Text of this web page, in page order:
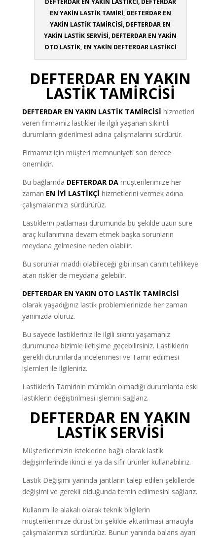
DEFTERDAR EN YAKİN LASTİKCİ, DEFTERDAR
EN YAKİN LASTİK TAMİRİ, DEFTERDAR EN
YAKİN LASTİK TAMİRCİSİ, DEFTERDAR EN
YAKİN LASTİK SERVİSİ, DEFTERDAR EN YAKİN
OTO LASTİK, EN YAKİN DEFTERDAR LASTİKCİ
DEFTERDAR EN YAKIN
LASTİK TAMİRCİSİ
DEFTERDAR EN YAKIN LASTİK TAMİRCİSİ hizmetleri
veren firmamız lastikler ile ilgili yaşanan sıkıntılı
durumların giderilmesi adına çalışmalarını sürdürür.
Firmamız için müşteri memnuniyeti son derece
önemlidir.
Bu bağlamda DEFTERDAR DAmüşterilerimize her
zaman EN İYİ LASTİKÇİ hizmetlerini vermek adına
çalışmalarımızı sürdürürüz.
Lastiklerin patlaması durumunda bu şekilde uzun süre
araç kullanımına devam etmek başka sorunların
meydana gelmesine neden olabilir.
Bu sorunlar maddi olabileceği gibi insan canını tehlikeye
atan riskler de meydana gelebilir.
DEFTERDAR EN YAKIN OTO LASTİK TAMİRCİSİ
olarak yaşadığınız lastik problemlerinizde her zaman
yanınızda oluruz.
Bu sayede lastikleriniz ile ilgili sıkıntı yaşamanız
durumunda bizimle iletişime geçebilirsiniz. Lastiklerin
gerekli durumlarda incelenmesi ve Tamir edilmesi
işlemleri ile ilgileniriz.
Lastiklerin Tamirinin mümkün olmadığı durumlarda eski
lastiklerin değiştirilmesi işlemini sağlarız.
DEFTERDAR EN YAKIN
LASTİK SERVİSİ
Müşterilerimizin isteklerine bağlı olarak lastik
değişimlerinde ikinci el ya da sıfır ürünler kullanabiliriz.
Lastik Değişimi yanında jantların talep edilen şekillerde
değişimi ve gerekli olduğunda temin edilmesini sağlarız.
Kullanım ile alakalı olarak teknik bilgilerin
müşterilerimize dürüst bir şekilde aktarılması amacıyla
çalışmalarımızı sürdürürüz. Bunun yanında balans ayarı